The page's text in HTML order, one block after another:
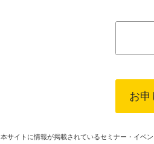
お申
本サイトに情報が掲載されているセミナー・イベ